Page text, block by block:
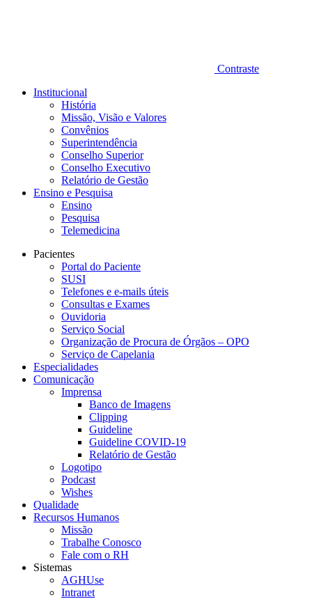
Contraste
Institucional
História
Missão, Visão e Valores
Convênios
Superintendência
Conselho Superior
Conselho Executivo
Relatório de Gestão
Ensino e Pesquisa
Ensino
Pesquisa
Telemedicina
Pacientes
Portal do Paciente
SUSI
Telefones e e-mails úteis
Consultas e Exames
Ouvidoria
Serviço Social
Organização de Procura de Órgãos – OPO
Serviço de Capelania
Especialidades
Comunicação
Imprensa
Banco de Imagens
Clipping
Guideline
Guideline COVID-19
Relatório de Gestão
Logotipo
Podcast
Wishes
Qualidade
Recursos Humanos
Missão
Trabalhe Conosco
Fale com o RH
Sistemas
AGHUse
Intranet